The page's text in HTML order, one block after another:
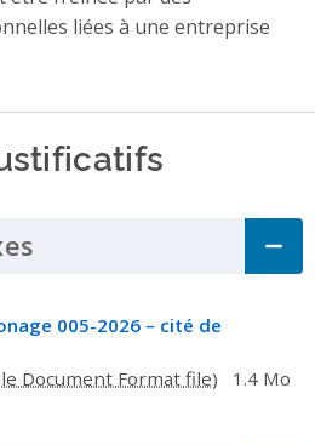
liées à une entreprise
Click to Expand
005-2026 – cité de
1.4 Mo